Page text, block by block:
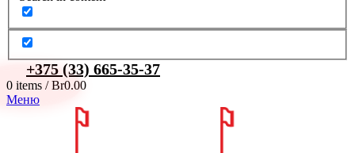
+375 (33) 665-35-37
0 items / Br0.00
Меню